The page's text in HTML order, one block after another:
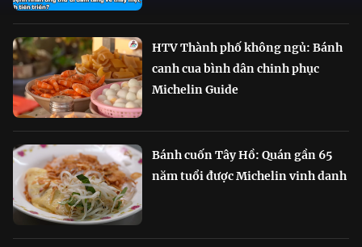
HTV Thành phố không ngủ: Bánh
canh cua bình dân chinh phục
Michelin Guide
Bánh cuốn Tây Hồ: Quán gần 65
năm tuổi được Michelin vinh danh